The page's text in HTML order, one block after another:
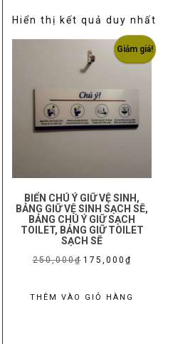
Hiển thị kết quả duy nhất
Giảm giá!
BIỂN CHÚ Ý GIỮ VỆ SINH,
BẢNG GIỮ VỆ SINH SẠCH SẼ,
BẢNG CHÚ Ý GIỮ SẠCH
TOILET, BẢNG GIỮ TOILET
SẠCH SẼ
250,000₫ Giá
là:
175,000 ₫
tại
THÊM VÀO GIỎ HÀNG